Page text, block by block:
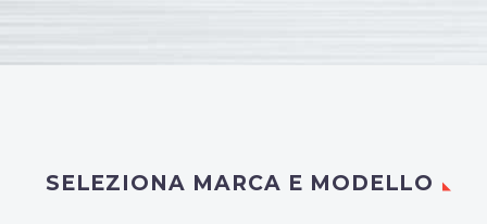
SELEZIONA MARCA E MODELLO